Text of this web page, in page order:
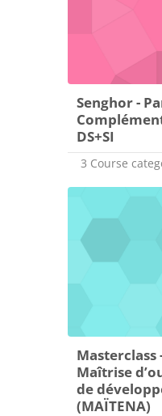
Senghor -
DS+SI
3 Course
Masterclass
Maîtrise
de
(MAÏTENA)